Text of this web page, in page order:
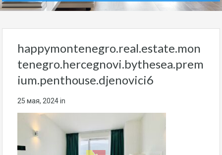
happymontenegro.real.estate.mon
tenegro.hercegnovi.bythesea.prem
ium.penthouse.djenovici6
25 мая, 2024in